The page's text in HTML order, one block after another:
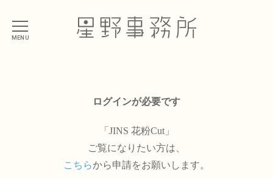
ログインが必要です
「JINS 花粉Cut」
ご覧になりたい方は、
こちらから申請をお願いします。
MENU